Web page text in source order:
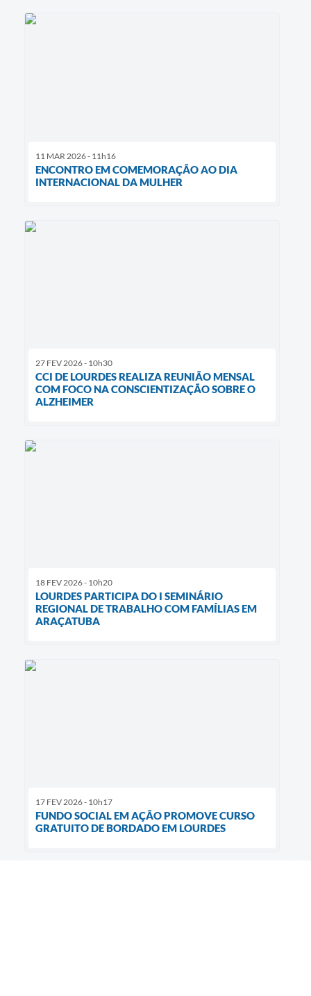
11 MAR 2026 - 11h16
ENCONTRO EM COMEMORAÇÃO AO DIA
INTERNACIONAL DA MULHER
27 FEV 2026 - 10h30
CCI DE LOURDES REALIZA REUNIÃO MENSAL
COM FOCO NA CONSCIENTIZAÇÃO SOBRE O
ALZHEIMER
18 FEV 2026 - 10h20
LOURDES PARTICIPA DO I SEMINÁRIO
REGIONAL DE TRABALHO COM FAMÍLIAS EM
ARAÇATUBA
17 FEV 2026 - 10h17
FUNDO SOCIAL EM AÇÃO PROMOVE CURSO
GRATUITO DE BORDADO EM LOURDES